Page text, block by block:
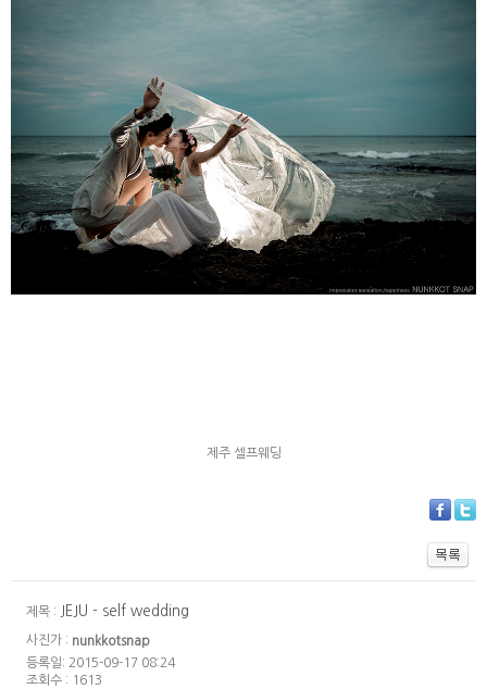
제주 셀프웨딩
제목 : JEJU - self wedding
사진가 : nunkkotsnap
등록일: 2015-09-17 08:24
조회수 : 1613